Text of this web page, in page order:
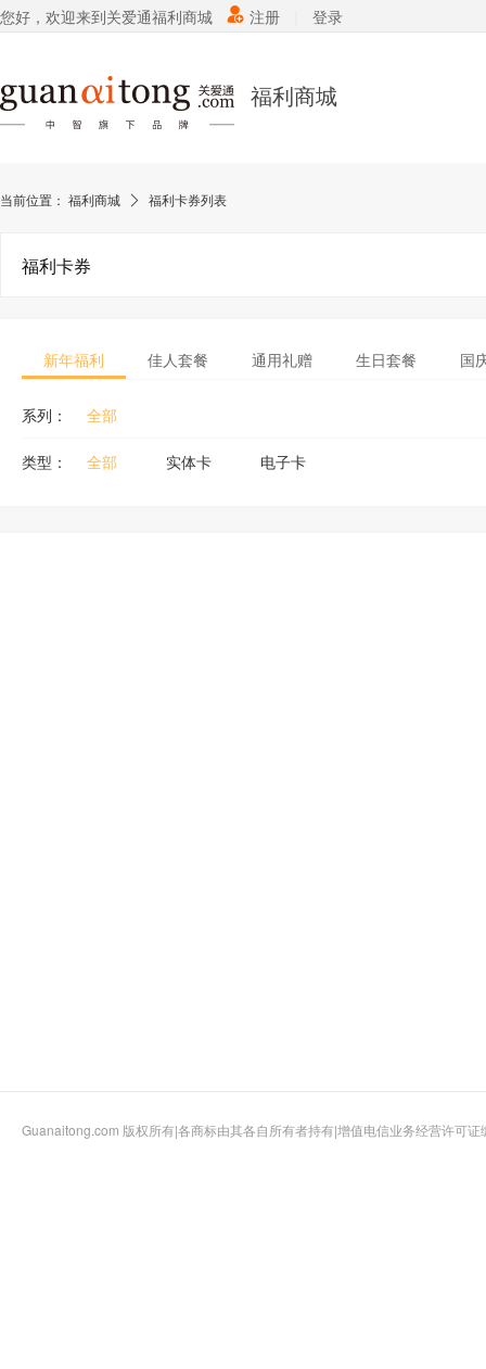
您好，欢迎来到关爱通福利商城 注册 登录
福利商城
当前位置： 福利商城 福利卡券列表
福利卡券
新年福利 佳人套餐 通用礼赠 生日套餐 国
系列： 全部
类型： 全部 实体卡 电子卡
Guanaitong.com 版权所有|各商标由其各自所有者持有|增值电信业务经营许可